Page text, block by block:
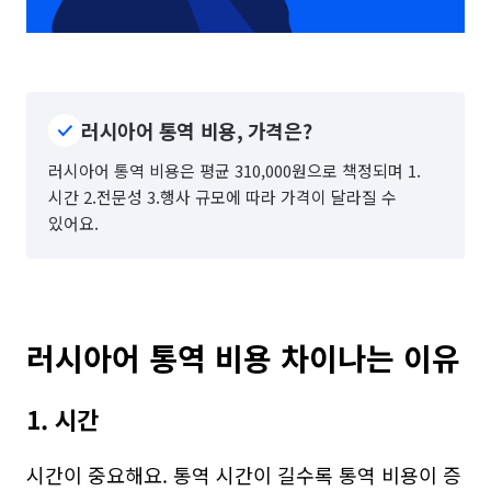
러시아어 통역 비용, 가격은?
러시아어 통역 비용은 평균 310,000원으로 책정되며 1.
시간 2.전문성 3.행사 규모에 따라 가격이 달라질 수
있어요.
러시아어 통역 비용 차이나는 이유
1. 시간
시간이 중요해요. 통역 시간이 길수록 통역 비용이 증